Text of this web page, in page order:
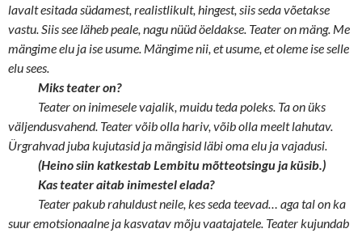
lavalt esitada südamest, realistlikult, hingest, siis seda võetakse
vastu. Siis see läheb peale, nagu nüüd öeldakse. Teater on mäng. Me
mängime elu ja ise usume. Mängime nii, et usume, et oleme ise selle
elu sees.
Miks teater on?
Teater on inimesele vajalik, muidu teda poleks. Ta on üks
väljendusvahend. Teater võib olla hariv, võib olla meelt lahutav.
Ürgrahvad juba kujutasid ja mängisid läbi oma elu ja vajadusi.
(Heino siin katkestab Lembitu mõtteotsingu ja küsib.)
Kas teater aitab inimestel elada?
Teater pakub rahuldust neile, kes seda teevad… aga tal on ka
suur emotsionaalne ja kasvatav mõju vaatajatele. Teater kujundab